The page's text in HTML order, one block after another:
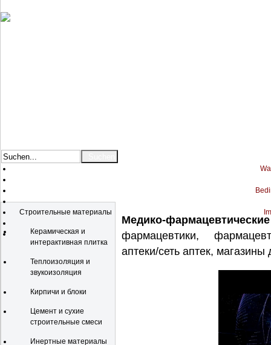
Строительные материалы
Керамическая и
интерактивная плитка
Теплоизоляция и
звукоизоляция
Кирпичи и блоки
Цемент и сухие
строительные смеси
Инертные материалы
Медико-
фармацевтики,
аптеки/сеть аптек,